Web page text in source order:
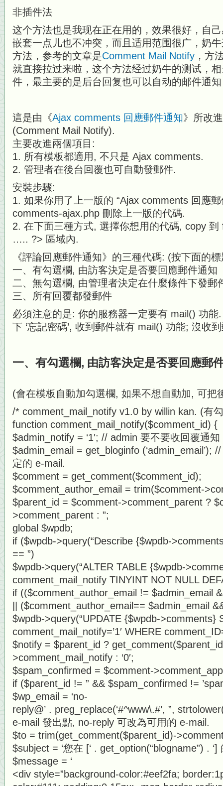
非插件法
这个方法也是我现在正在用的，效果很好，自
嵌套一点儿也不冲突，而且适用范围很广，奶
方法，参考的文章是Comment Mail Notify ，方
就直接拉过来啦，这个方法经过奶牛的测试，
件，最主要的是后台回复也可以自动的邮件通
這是由《Ajax comments 回應郵件通知》所改
(Comment Mail Notify).
主要改進兩個項目:
1. 所有模板都適用, 不只是 Ajax comments.
2. 管理者在後台回覆也可自動發郵件.
安裝步驟:
1. 如果你用了上一版的 “Ajax comments 回應
comments-ajax.php 刪除上一版的代碼.
2. 在下面三種方式, 選擇你想用的代碼, copy
….. ?> 區域內.
《評論回應郵件通知》的三種代碼: (按下面的
一、有勾選欄, 由訪客決定是否要回應郵件通知
二、無勾選欄, 由管理者決定在什麼條件下發郵
三、所有回覆都發郵件
必須注意的是: 你的服務器一定要有 mail() 功
下 ‘忘記密碼’, 收到郵件就有 mail() 功能; 沒收
一、有勾選欄, 由訪客決定是否要回應郵
(會在模板自動加勾選欄, 如果不想自動加, 可把
/* comment_mail_notify v1.0 by willin kan. (有
function comment_mail_notify($comment_id) {
$admin_notify = ‘1′; // admin 要不要收回覆通知 (
$admin_email = get_bloginfo (‘admin_email’);
定的 e-mail.
$comment = get_comment($comment_id);
$comment_author_email = trim($comment-
$parent_id = $comment->comment_parent ?
>comment_parent : ”;
global $wpdb;
if ($wpdb->query(“Describe {$wpdb-
== ”)
$wpdb->query(“ALTER TABLE {$wpdb-
comment_mail_notify TINYINT NOT NULL
if (($comment_author_email != $admin_email
|| ($comment_author_email== $admin_email
$wpdb->query(“UPDATE {$wpdb->comments}
comment_mail_notify=’1′ WHERE
$notify = $parent_id ?
>comment_mail_notify : ‘0′;
$spam_confirmed = $comment-
if ($parent_id != ” && $spam_confirmed !=
$wp_email = ‘no-
reply@’ . preg_replace(‘#^www\.#’, ”,
e-mail 發出點, no-reply 可改為可用的 e-mail.
$to = trim(get_comment($parent_id)-
$subject = ‘您在 [‘ . get_option(“blogname”) . ‘]
$message = ‘
<div style=”background-color:#eef2fa;